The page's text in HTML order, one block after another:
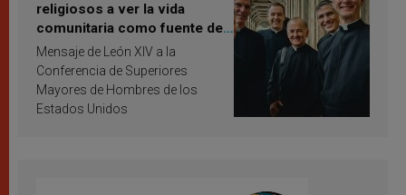
religiosos a ver la vida
comunitaria como fuente de
inspiración y santificación
Mensaje de León XIV a la
Conferencia de Superiores
Mayores de Hombres de los
Estados Unidos